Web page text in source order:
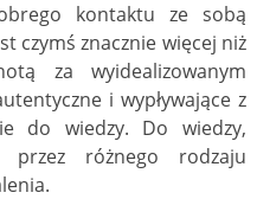
kontaktu ze sobą
czymś znacznie więcej niż
za wyidealizowanym
i wypływające z
do wiedzy. Do wiedzy,
przez różnego rodzaju